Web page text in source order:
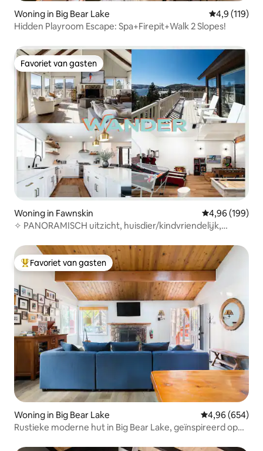
Woning in Big Bear Lake Gemiddelde
4,9 (119)
Hidden Playroom Escape: Spa+Firepit+Walk 2 Slopes!
Favoriet van gasten
Favoriet van gasten
Woning in Fawnskin Gemiddelde
4,96 (199)
✧ PANORAMISCH uitzicht, huisdier/kindvriendelijk,
Topfavoriet van gasten
Favoriet van gasten
Woning in Big Bear Lake Gemiddelde
4,96 (654)
Rustieke moderne hut in Big Bear Lake, geïnspireerd op